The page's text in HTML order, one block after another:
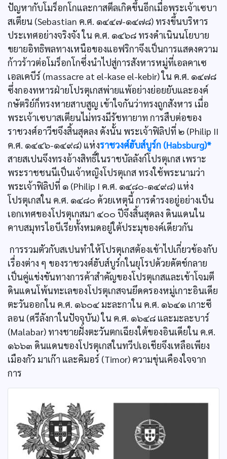
ปัญหากับโมร็อกโกและกาสตีลเกิดขึ้นอีกเมื่อพระเจ้าเซบา
สเตียน (Sebastian ค.ศ. ๑๔๔๗-๑๔๗๘) ทรงขึ้นบริหาร
ประเทศอย่างจริงจัง ใน ค.ศ. ๑๔๖๘ ทรงดำเนินนโยบาย
ขยายอิทธิพลทางเหนือของแอฟริกาจึงเป็นการแสดงความ
ก้าวร้าวต่อโมร็อกโกซึ่งนำไปสู่การสังหารหมู่ที่เอลคาเซ
เอลเคบีร์ (massacre at el-kase el-kebir) ใน ค.ศ. ๑๔๗๘
ซึ่งกองทหารฝ่ายโปรตุเกสพ่ายแพ้อย่างย่อยยับและองค์
กษัตริย์ก็ทรงหายสาบสูญ เข้าใจกันว่าทรงถูกสังหาร เมื่อ
พระเจ้าเซบาสเตียนไม่ทรงมีรัชทายาท การสืบต่อของ
ราชวงศ์อาวีชจึงสิ้นสุดลง ดังนั้น พระเจ้าฟิลิปที่ ๒ (Philip II
ค.ศ. ๑๔๔๖-๑๔๙๘) แห่งราชวงศ์ฮับส์บูร์ก (Habsburg)*
สายสเปนจึงทรงอ้างสิทธิ์ในราชบัลลังก์โปรตุเกส เพราะ
พระราชชนนีเป็นเจ้าหญิงโปรตุเกส ทรงใช้พระนามว่า
พระเจ้าฟิลิปที่ ๑ (Philip I ค.ศ. ๑๔๘๐-๑๔๙๘) แห่ง
โปรตุเกสใน ค.ศ. ๑๔๘๐ ด้วยเหตุนี้ การดำรงอยู่อย่างเป็น
เอกเทศของโปรตุเกสมา ๔๐๐ ปีจึงสิ้นสุดลง ดินแดนใน
คาบสมุทรไอบีเรียทั้งหมดอยู่ใต้ประมุของค์เดียวกัน
การรวมตัวกับสเปนทำให้โปรตุเกสต้องเข้าไปเกี่ยวข้องกับ
เรื่องต่าง ๆ ของราชวงศ์ฮับส์บูร์กในยุโรปด้วยดัตช์กลาย
เป็นคู่แข่งขันทางการค้าสำคัญของโปรตุเกสและเข้าโจมตี
ดินแดนโพ้นทะเลของโปรตุเกสจนยึดครองหมู่เกาะอินเดีย
ตะวันออกใน ค.ศ. ๑๖๐๔ มะละกาใน ค.ศ. ๑๖๔๑ เกาะซี
ลอน (ศรีลังกาในปัจจุบัน) ใน ค.ศ. ๑๖๔๘ และมะละบาร์
(Malabar) ทางชายฝั่งตะวันตกเฉียงใต้ของอินเดียใน ค.ศ.
๑๖๖๓ ดินแดนของโปรตุเกสในทวีปเอเชียจึงเหลือเพียง
เมืองกัว มาเก๊า และคิมอร์ (Timor) ความขุ่นเคืองใจจาก
การ